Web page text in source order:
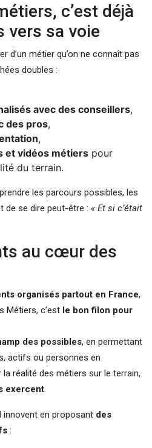
c’est déjà
vers sa voie
d’un métier qu’on ne connaît pas
doubles :
avec des conseillers,
des pros,
,
et vidéos métiers pour
du terrain.
les parcours possibles, les
de se dire peut-être : « Et si c’était
au cœur des
organisés partout en France,
Métiers, c’est le bon filon pour
des possibles, en permettant
actifs ou personnes en
réalité des métiers sur le terrain,
exercent.
innovent en proposant des
: